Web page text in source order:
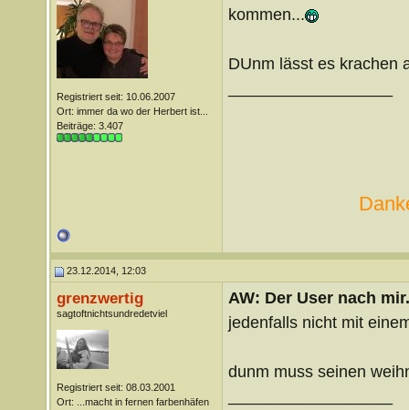
Registriert seit: 10.06.2007
Ort: immer da wo der Herbert ist...
Beiträge: 3.407
kommen...
DUnm lässt es krachen
23.12.2014, 12:03
grenzwertig
sagtoftnichtsundredetviel
Registriert seit: 08.03.2001
Ort: ...macht in fernen farbenhäfen
AW: Der User nach
jedenfalls nicht mit
dunm muss seinen